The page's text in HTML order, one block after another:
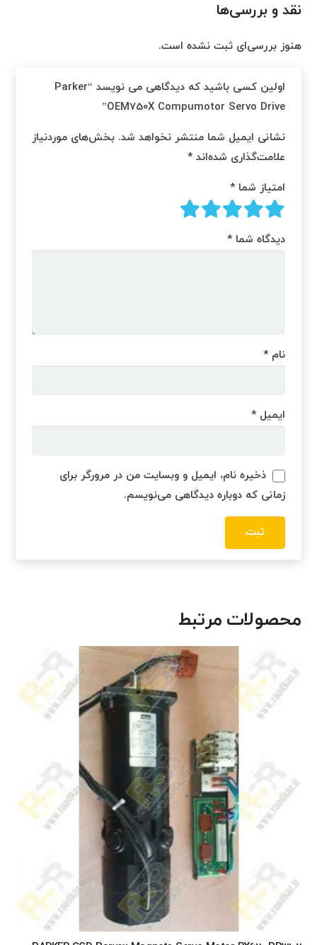
نقد و بررسی‌ها
هنوز بررسی‌ای ثبت نشده است.
اولین کسی باشید که دیدگاهی می نویسد “Parker
OEM750X Compumotor Servo Drive”
نشانی ایمیل شما منتشر نخواهد شد. بخش‌های موردنیاز
علامت‌گذاری شده‌اند *
امتیاز شما *
دیدگاه شما *
نام *
ایمیل *
ذخیره نام، ایمیل و وبسایت من در مرورگر برای
زمانی که دوباره دیدگاهی می‌نویسم.
محصولات مرتبط